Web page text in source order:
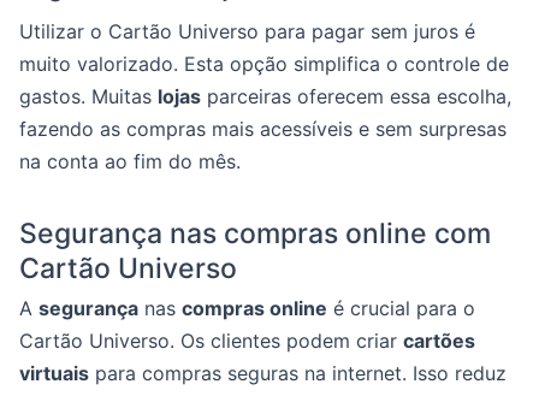
Utilizar o Cartão Universo para pagar sem juros é
muito valorizado. Esta opção simplifica o controle de
gastos. Muitas lojas parceiras oferecem essa escolha,
fazendo as compras mais acessíveis e sem surpresas
na conta ao fim do mês.
Segurança nas compras online com
Cartão Universo
A segurança nas compras online é crucial para o
Cartão Universo. Os clientes podem criar cartões
virtuais para compras seguras na internet. Isso reduz